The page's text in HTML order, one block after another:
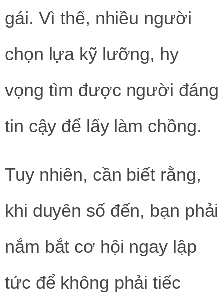
gái. Vì thế, nhiều người
chọn lựa kỹ lưỡng, hy
vọng tìm được người đáng
tin cậy để lấy làm chồng.
Tuy nhiên, cần biết rằng,
khi duyên số đến, bạn phải
nắm bắt cơ hội ngay lập
tức để không phải tiếc